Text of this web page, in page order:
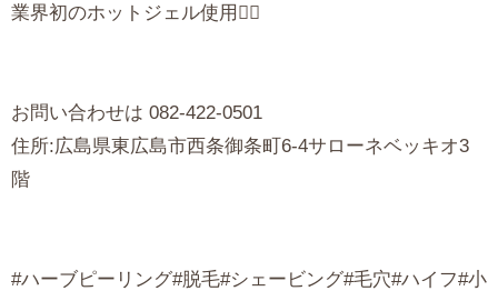
業界初のホットジェル使用❤️‍🔥
お問い合わせは 082-422-0501
住所:広島県東広島市西条御条町6-4サローネベッキオ3
階
#ハーブピーリング#脱毛#シェービング#毛穴#ハイフ#小